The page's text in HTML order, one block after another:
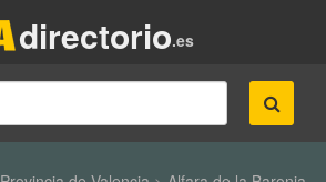
.es
directorio